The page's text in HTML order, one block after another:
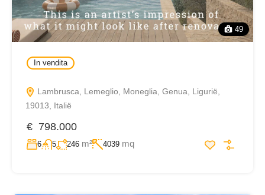
49
In vendita
Lambrusca, Lemeglio, Moneglia, Genua, Ligurië,
19013, Italië
€ 798.000
6 5 246 m² 4039 mq